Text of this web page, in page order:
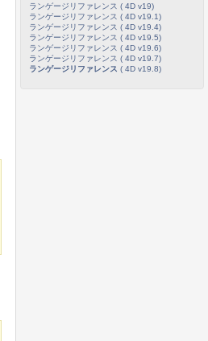
ランゲージリファレンス ( 4D v19)
ランゲージリファレンス ( 4D v19.1)
ランゲージリファレンス ( 4D v19.4)
ランゲージリファレンス ( 4D v19.5)
ランゲージリファレンス ( 4D v19.6)
ランゲージリファレンス ( 4D v19.7)
ランゲージリファレンス ( 4D v19.8)